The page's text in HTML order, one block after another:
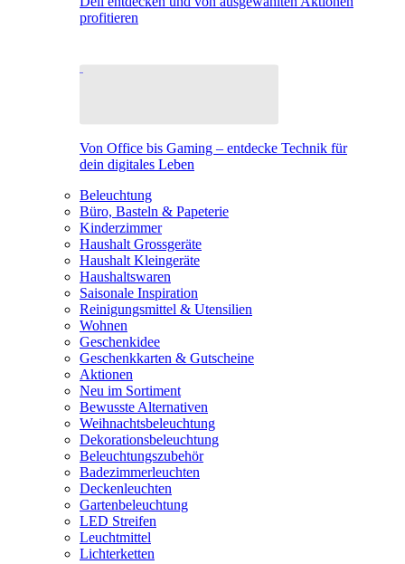
profitieren
Von Office bis Gaming – entdecke Technik für
dein digitales Leben
Beleuchtung
Büro, Basteln & Papeterie
Kinderzimmer
Haushalt Grossgeräte
Haushalt Kleingeräte
Haushaltswaren
Saisonale Inspiration
Reinigungsmittel & Utensilien
Wohnen
Geschenkidee
Geschenkkarten & Gutscheine
Aktionen
Neu im Sortiment
Bewusste Alternativen
Weihnachtsbeleuchtung
Dekorationsbeleuchtung
Beleuchtungszubehör
Badezimmerleuchten
Deckenleuchten
Gartenbeleuchtung
LED Streifen
Leuchtmittel
Lichterketten